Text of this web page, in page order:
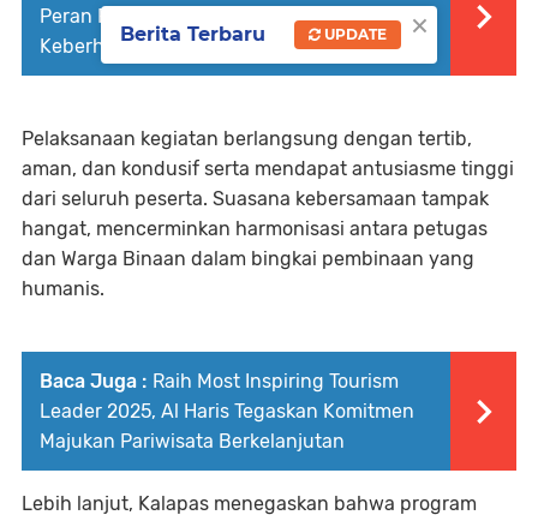
Peran Penting dan Strategis Mendukung
Keberhasilan Pembangunan Daerah
Pelaksanaan kegiatan berlangsung dengan tertib,
aman, dan kondusif serta mendapat antusiasme tinggi
dari seluruh peserta. Suasana kebersamaan tampak
hangat, mencerminkan harmonisasi antara petugas
dan Warga Binaan dalam bingkai pembinaan yang
humanis.
Baca Juga : Raih Most Inspiring Tourism
Leader 2025, Al Haris Tegaskan Komitmen
Majukan Pariwisata Berkelanjutan
Lebih lanjut, Kalapas menegaskan bahwa program
×
Berita Terbaru UPDATE